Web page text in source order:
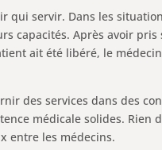
qui servir. Dans les
capacités. Après avoir
ait été libéré, le
des services dans des
médicale solides.
entre les médecins.